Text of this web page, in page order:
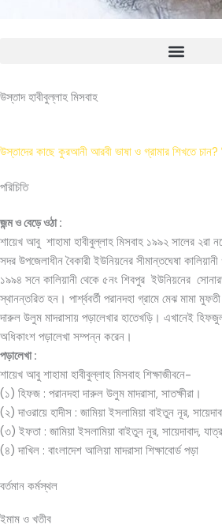
উস্তাদ হাবীবুল্লাহ মিসবাহ
উস্তাদের কাছে কুরআনী আরবী ভাষা ও গ্রামার শিখতে
পরিচিতি
জন্ম ও বেড়ে ওঠা :
শায়েখ আবু শাহামা হাবীবুল্লাহ মিসবাহ ১৯৯২ সালের ২রা
সদর উপজেলাধীন বৈকারী ইউনিয়নের সীমান্তঘেষা
১৯৯৪ সনে কালিয়ানী থেকে ৫নং শিবপুর ইউনিয়নের
স্থানন্তরিত হন। পার্শ্ববর্তী পরানদহা গ্রামে মেঝ মামা
দারুল উলুম মাদরাসায় পড়ালেখার হাতেখড়ি। এখানেই
অধিকাংশ পড়ালেখা সম্পন্ন করেন।
পড়ালেখা :
শায়েখ আবু শাহামা হাবীবুল্লাহ মিসবাহ শিক্ষাজীবনে-
(১) হিফজ : পরানদহা দারুল উলুম মাদরাসা, সাতক্ষীরা।
(২) দাওরায়ে হাদীস : জামিয়া ইসলামিয়া বাইতুন নূর,
(৩) ইফতা : জামিয়া ইসলামিয়া বাইতুন নূর, সায়েদাবাদ,
(৪) দাখিল : বাংলাদেশ আলিয়া মাদরাসা শিক্ষাবোর্ড পড়া
বর্তমান কর্মস্থল
ইমাম ও খতীব